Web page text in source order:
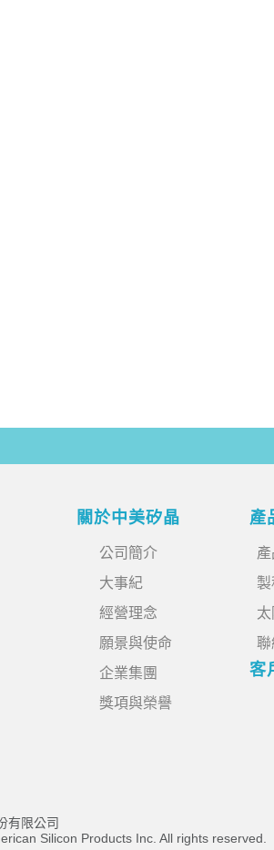
關於中美矽晶
公司簡介
大事紀
經營理念
願景與使命
企業集團
獎項與榮譽
產
產
製
聯
客
有限公司
Silicon Products Inc. All rights reserved.